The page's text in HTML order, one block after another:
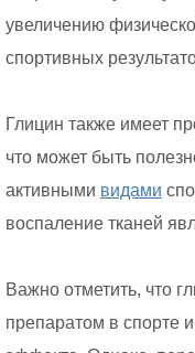
увеличению
спортивных
Глицин также имеет
что может быть
активными видами
воспаление тканей
Важно отметить, что
препаратом в спорте